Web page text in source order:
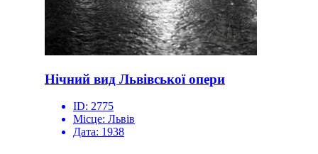
Нічний вид Львівської опери
ID: 2775
Місце: Львів
Дата: 1938